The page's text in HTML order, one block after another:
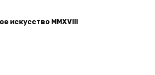
искусство MMXVIII